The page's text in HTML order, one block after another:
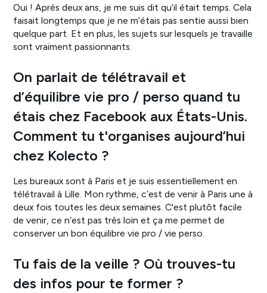
Oui ! Après deux ans, je me suis dit qu’il était temps. Cela
faisait longtemps que je ne m’étais pas sentie aussi bien
quelque part. Et en plus, les sujets sur lesquels je travaille
sont vraiment passionnants.
On parlait de télétravail et
d’équilibre vie pro / perso quand tu
étais chez Facebook aux États-Unis.
Comment tu t'organises aujourd’hui
chez Kolecto ?
Les bureaux sont à Paris et je suis essentiellement en
télétravail à Lille. Mon rythme, c’est de venir à Paris une à
deux fois toutes les deux semaines. C'est plutôt facile
de venir, ce n’est pas très loin et ça me permet de
conserver un bon équilibre vie pro / vie perso.
Tu fais de la veille ? Où trouves-tu
des infos pour te former ?